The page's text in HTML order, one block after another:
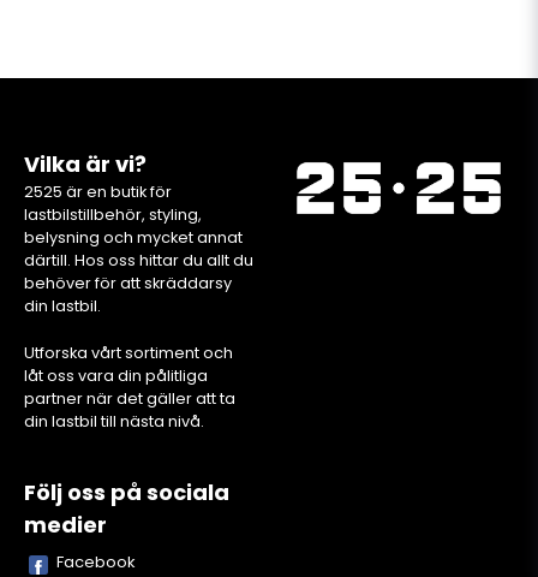
Vilka är vi?
2525 är en butik för
lastbilstillbehör, styling,
belysning och mycket annat
därtill. Hos oss hittar du allt du
behöver för att skräddarsy
din lastbil.
Utforska vårt sortiment och
låt oss vara din pålitliga
partner när det gäller att ta
din lastbil till nästa nivå.
Följ oss på sociala
medier
Facebook